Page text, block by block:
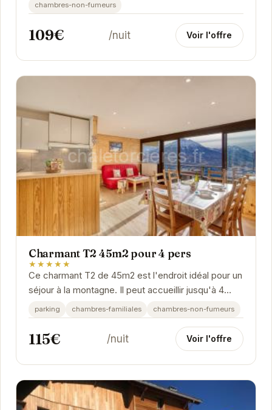
chambres-non-fumeurs
109€ /nuit Voir l'offre
Charmant T2 45m2 pour 4 pers
★★★★★
Ce charmant T2 de 45m2 est l'endroit idéal pour un
séjour à la montagne. Il peut accueillir jusqu'à 4
personnes et dispose de tout le confort...
parking chambres-familiales chambres-non-fumeurs
115€ /nuit Voir l'offre